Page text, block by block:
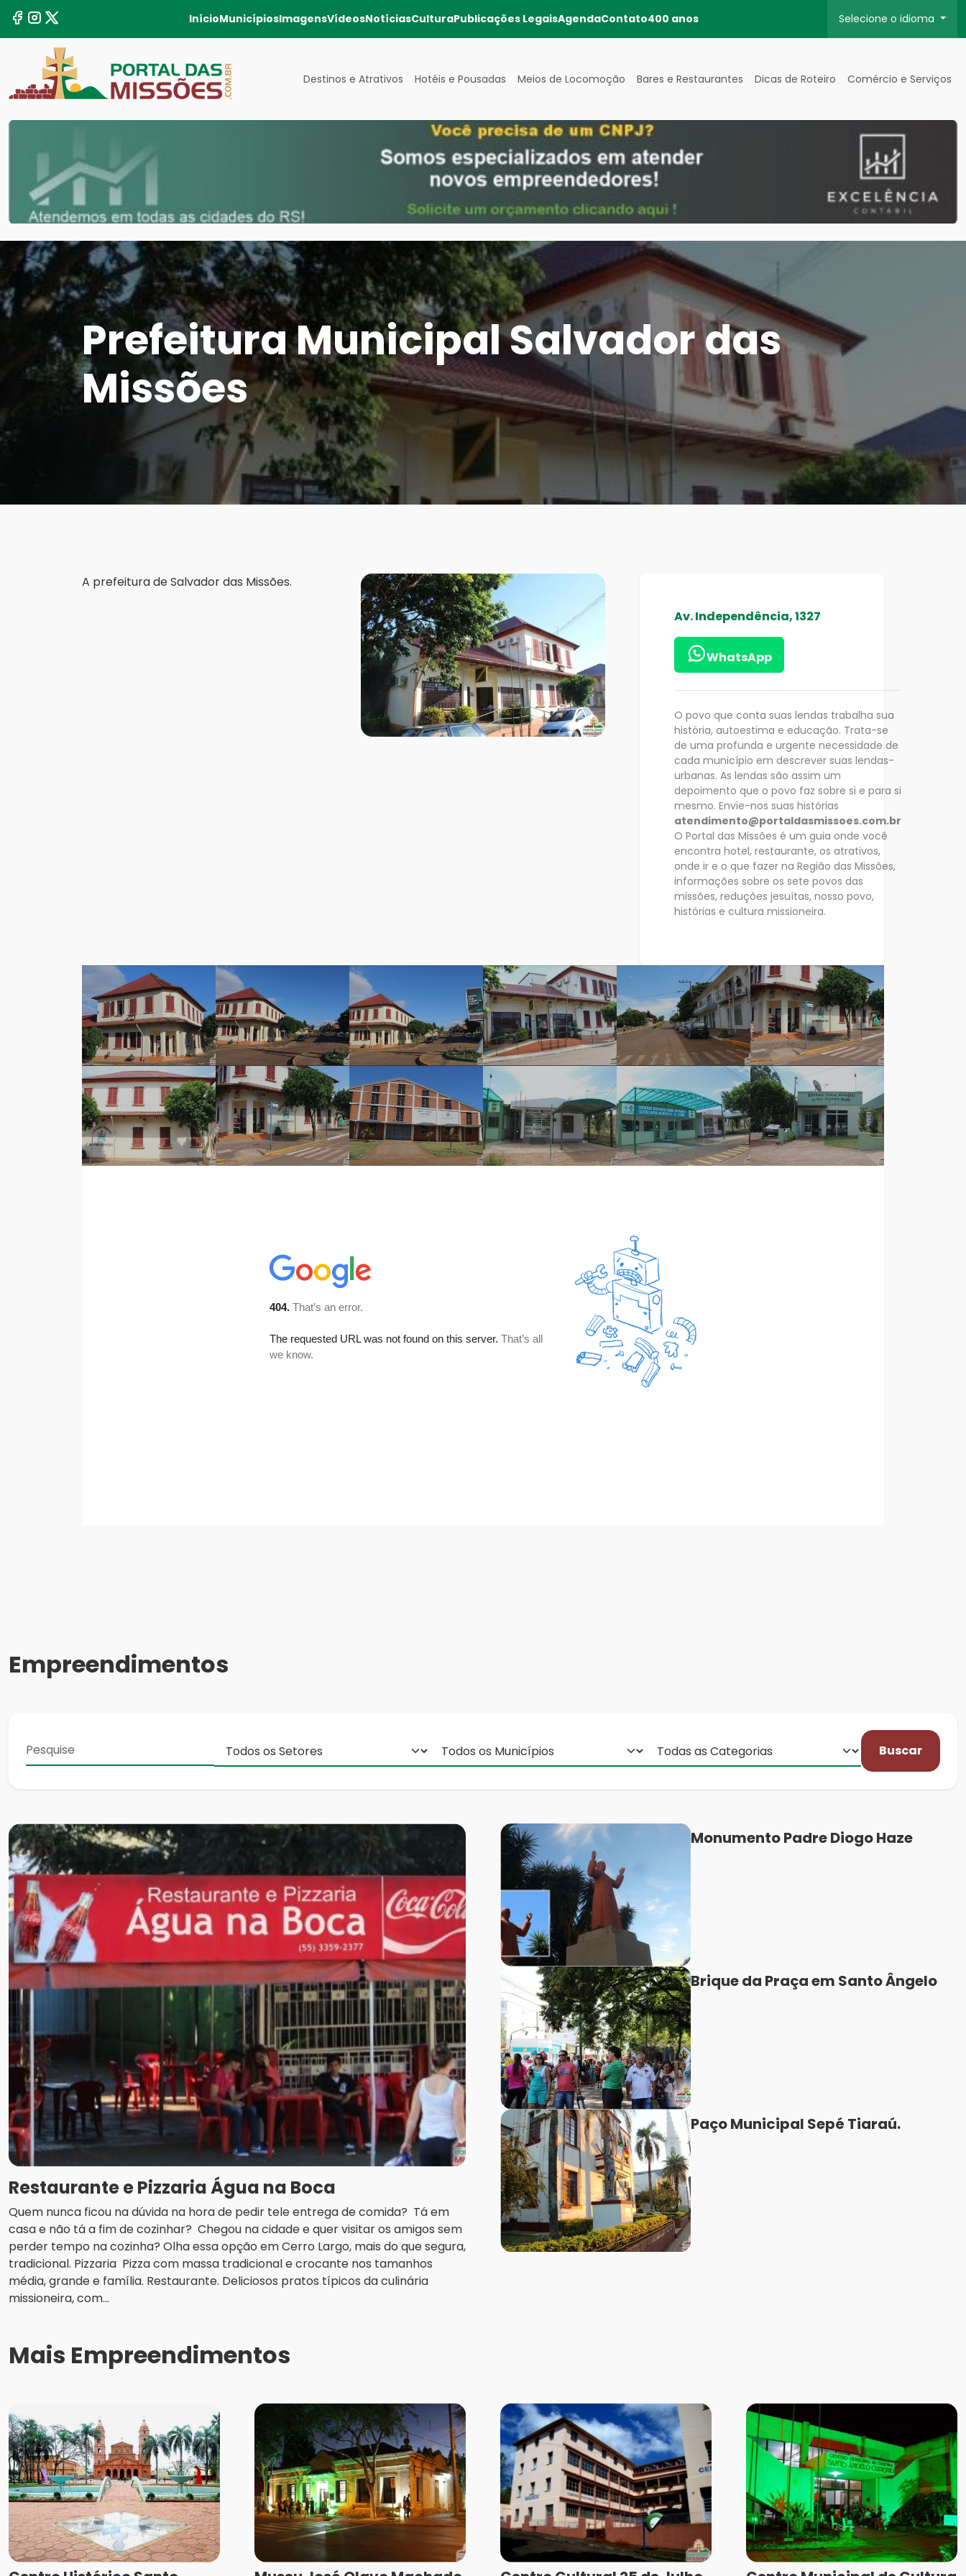
InícioMunicípiosImagensVídeosNotíciasCulturaPublicações LegaisAgendaContato400 anos Selecione o idioma
Destinos e Atrativos Hotéis e Pousadas Meios de Locomoção Bares e Restaurantes Dicas de Roteiro Comércio e Serviços
Prefeitura Municipal Salvador das
Missões
A prefeitura de Salvador das Missões.
Av. Independência, 1327
WhatsApp
O povo que conta suas lendas trabalha sua
história, autoestima e educação. Trata-se
de uma profunda e urgente necessidade de
cada município em descrever suas lendas-
urbanas. As lendas são assim um
depoimento que o povo faz sobre si e para si
mesmo. Envie-nos suas histórias
atendimento@portaldasmissoes.com.br
O Portal das Missões é um guia onde você
encontra hotel, restaurante, os atrativos,
onde ir e o que fazer na Região das Missões,
informações sobre os sete povos das
missões, reduções jesuítas, nosso povo,
histórias e cultura missioneira.
Empreendimentos
Buscar
Restaurante e Pizzaria Água na Boca
Quem nunca ficou na dúvida na hora de pedir tele entrega de comida? Tá em
casa e não tá a fim de cozinhar? Chegou na cidade e quer visitar os amigos sem
perder tempo na cozinha? Olha essa opção em Cerro Largo, mais do que segura,
tradicional. Pizzaria Pizza com massa tradicional e crocante nos tamanhos
média, grande e família. Restaurante. Deliciosos pratos típicos da culinária
missioneira, com...
Monumento Padre Diogo Haze
Brique da Praça em Santo Ângelo
Paço Municipal Sepé Tiaraú.
Mais Empreendimentos